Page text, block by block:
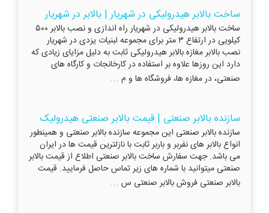
ساخت بالابر هیدرولیکی در شهریار | بالابر در شهریار
ساخت بالابر هیدرولیکی در شهریار راه اندازی و نصب بالابر ۵۰۰
کیلویی در ارتفاع ۳ متر برای مجموعه لبنیات یزدی در شهریار
نصب بالابر مغازه بالابر هیدرولیکی ثابت به دلیل مزایای زیادی که
دارد این روزها علاوه بر استفاده در کارخانجات و کارگاه های
صنعتی، در مغازه ها، فروشگاه ها و م ...
سازنده بالابر صنعتی | قیمت بالابر صنعتی هیدرولیک
سازنده بالابر صنعتی این مجموعه سازنده بالابر صنعتی و همینطور
انواع بالابر های نفربر و باربر ثابت با نازلترین قیمت ها در ایران
می باشد. جهت سفارش ساخت بالابر صنعتی اطلاع از قیمت بالابر
صنعتی میتوانید با شماره های زیر تماس حاصل فرمایید. قیمت
بالابر صنعتی فروش بالابر صنعتی س ...